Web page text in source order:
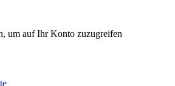
um auf Ihr Konto zuzugreifen